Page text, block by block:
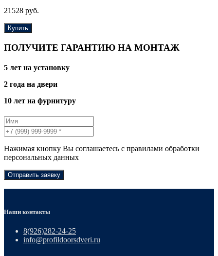
21528 руб.
Купить
ПОЛУЧИТЕ ГАРАНТИЮ НА МОНТАЖ
5 лет на установку
2 года на двери
10 лет на фурнитуру
Нажимая кнопку Вы соглашаетесь с правилами обработки
персональных данных
Отправить заявку
Наши контакты
8(926)282-24-25
info@profildoorsdveri.ru